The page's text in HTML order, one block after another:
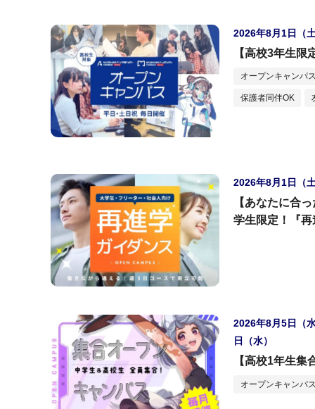
2026年8月1日（
【高校3年生
オープンキャンパ
保護者同伴OK
2026年8月1日（
【あなたに合
学生限定！『
2026年8月5日（
日（水）
【高校1年生
オープンキャンパ